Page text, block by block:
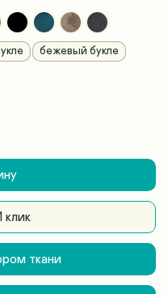
бежевый букле
клик
ткани